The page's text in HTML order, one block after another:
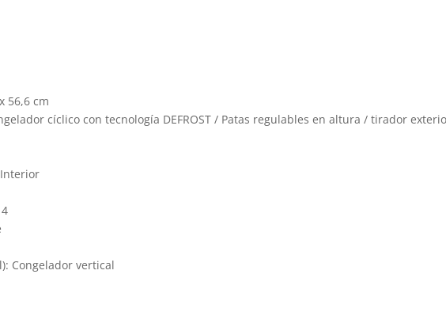
56,6 cm
cíclico con tecnología DEFROST / Patas regulables en altura / tirador
Congelador vertical